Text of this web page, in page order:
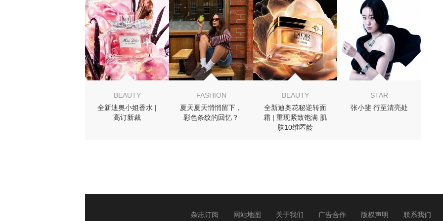
MIGHT LIKE 你可能喜欢
BEAUTY
全新迪奥小姐香水 |
高订新裁
FASHION
夏天夏天悄悄留下，
彩色条纹的回忆？
BEAUTY
全新迪奥花秘逆转面
霜 | 重现紧致饱满 肌
肤10维匿龄
STAR
张小斐 行至清亮处
杂志订阅 网站地图 关于我们 广告合作 版权声明 联系我们